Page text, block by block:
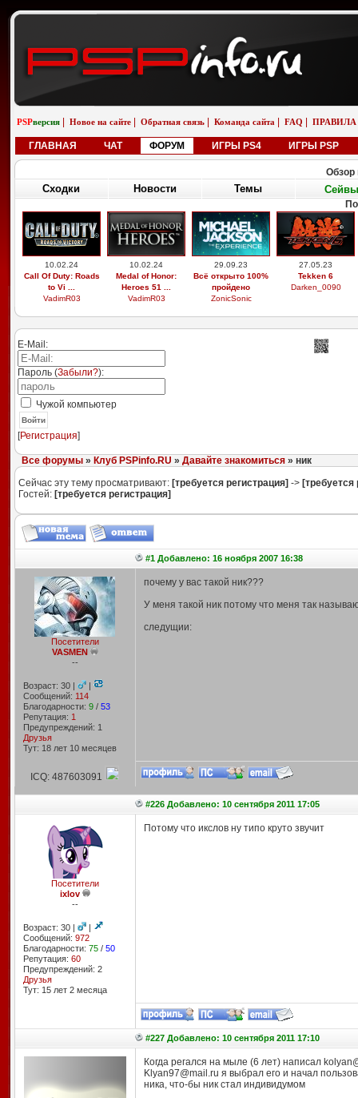
PSPверсия Новое на сайте Обратная связь Команда сайта FAQ ПРАВИЛА
ГЛАВНАЯ ЧАТ ФОРУМ ИГРЫ PS4 ИГРЫ PSP
Обзор
Сходки Новости Темы Сейвы
10.02.24
Call Of Duty: Roads
to Vi ...
VadimR03
10.02.24
Medal of Honor:
Heroes 51 ...
VadimR03
29.09.23
Всё открыто 100%
пройдено
ZonicSonic
27.05.23
Tekken 6
Darken_0090
E-Mail:
Пароль (Забыли?):
Чужой компьютер
Войти
[Регистрация]
Все форумы» Клуб PSPinfo.RU » Давайте знакомиться» ник
Сейчас эту тему просматривают: [требуется регистрация] -> [требуется
Гостей: [требуется регистрация]
#1 Добавлено: 16 ноября 2007 16:38
Посетители
VASMEN
--
Возраст: 30 |
|
Сообщений: 114
Благодарности: 9/ 53
Репутация: 1
Предупреждений: 1
Друзья
Тут: 18 лет 10 месяцев
почему у вас такой ник???
У меня такой ник потому что меня так
следущии:
ICQ: 487603091
#226 Добавлено: 10 сентября 2011 17:05
Посетители
ixlov
--
Возраст: 30 |
|
Сообщений: 972
Благодарности: 75/ 50
Репутация: 60
Предупреждений: 2
Друзья
Тут: 15 лет 2 месяцa
Потому что икслов ну типо круто звучит
#227 Добавлено: 10 сентября 2011 17:10
Когда регался на мыле (6 лет) написал
Klyan97@mail.ru я выбрал его и начал
ника, что-бы ник стал индивидумом